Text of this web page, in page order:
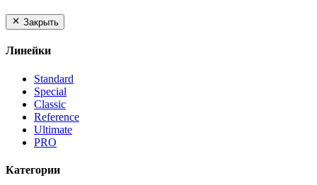
Закрыть
Линейки
Standard
Special
Classic
Reference
Ultimate
PRO
Категории